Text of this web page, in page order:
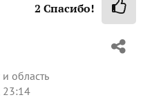
2 Спасибо!
область
23:14